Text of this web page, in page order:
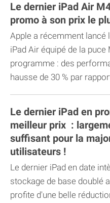
Le dernier iPad Air
promo à son prix le
Apple a récemment lancé
iPad Air équipé de la puce
programme : des
hausse de 30 % par
Le dernier iPad en
meilleur prix :
suffisant pour la
utilisateurs !
Le dernier iPad en date
stockage de base doublé
profite d'une belle